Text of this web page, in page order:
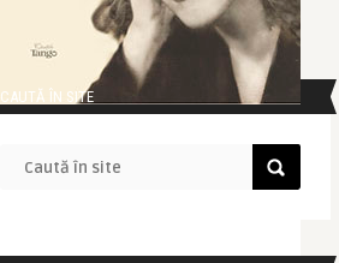
CAUTĂ ÎN SITE